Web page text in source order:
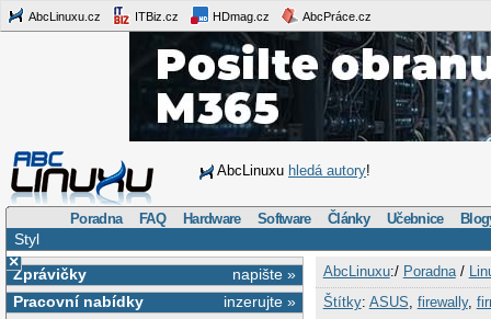
AbcLinuxu.cz ITBiz.cz HDmag.cz AbcPráce.cz
AbcLinuxu hledá autory!
Poradna FAQ Hardware Software Články Učebnice
Styl
×
napište »
Zprávičky
inzerujte »
Pracovní nabídky
AbcLinuxu:/ Poradna/
Štítky: ASUS firewally,